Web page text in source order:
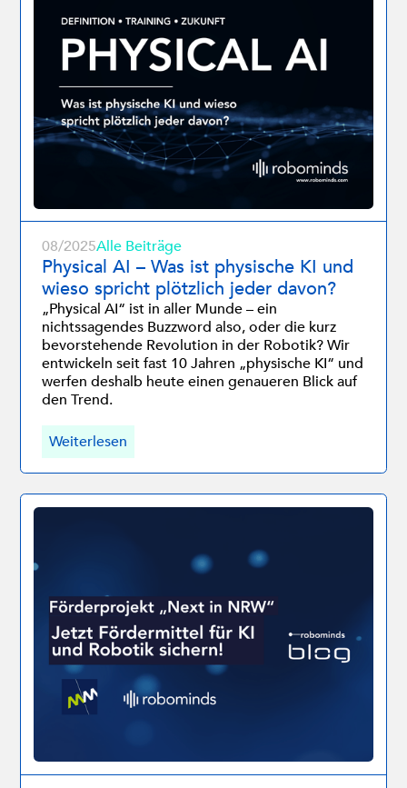
08/2025Alle Beiträge
Physical AI – Was ist physische KI und
wieso spricht plötzlich jeder davon?
„Physical AI“ ist in aller Munde – ein
nichtssagendes Buzzword also, oder die kurz
bevorstehende Revolution in der Robotik? Wir
entwickeln seit fast 10 Jahren „physische KI“ und
werfen deshalb heute einen genaueren Blick auf
den Trend.
Weiterlesen